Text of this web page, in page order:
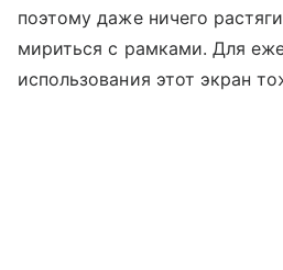
поэтому даже ничего
мириться с рамками. Для
использования этот экран